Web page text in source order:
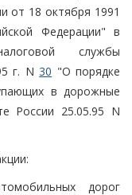
от 18 октября 1991
Федерации" в
службы
г. N30 "О порядке
в дорожные
России 25.05.95 N
дорог